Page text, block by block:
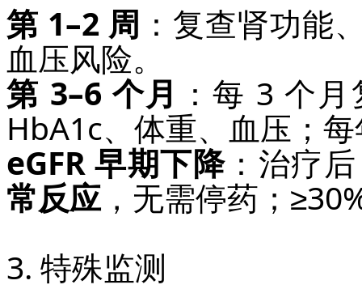
第 1–2 周 ：复查肾功能
血压风险。
第 3–6 个月 ：每 3 个
HbA1c、体重、血压；
eGFR 早期下降 ：治疗
常反应 ，无需停药；
3. 特殊监测